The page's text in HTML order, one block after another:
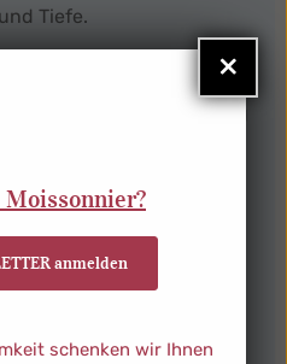
Tiefe.
ist keine Pose, sondern
respektvollen Umgang
Reife im Keller.
ist auch der Blick nach
wurden an junge
die dieselbe
teilen. So bleibt das,
lebendig – und
mit Respekt und
×
anmelden
schenken wir Ihnen